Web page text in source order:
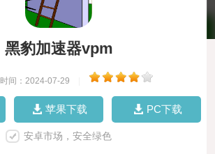
黑豹加速器vpm
时间：2024-07-29
苹果下载 PC下载
安卓市场，安全绿色